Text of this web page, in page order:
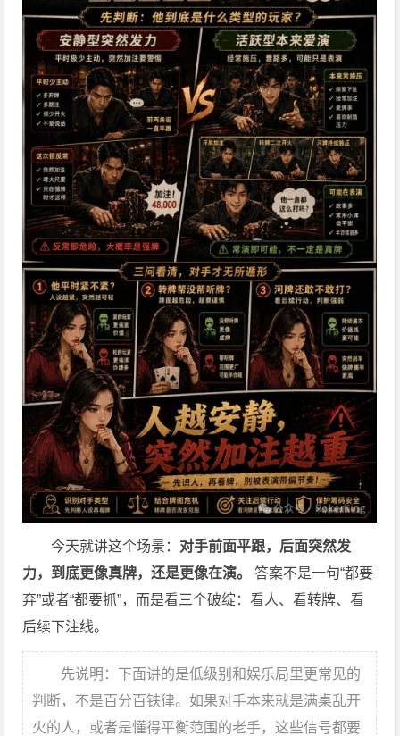
今天就讲这个场景： 对手前面平跟，后面突然发
力，到底更像真牌，还是更像在演。
答案不是一句“都要
弃”或者“都要抓”，而是看三个破绽：看人、看转牌、看
后续下注线。
先说明：下面讲的是低级别和娱乐局里更常见的
判断，不是百分百铁律。如果对手本来就是满桌乱开
火的人，或者是懂得平衡范围的老手，这些信号都要